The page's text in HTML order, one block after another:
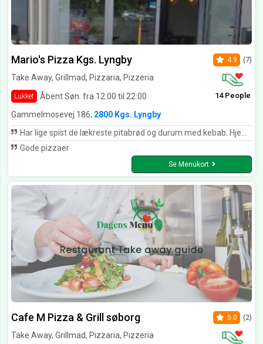
Mario's Pizza Kgs. Lyngby
Take Away, Grillmad, Pizzaria, Pizzeria
Lukket Åbent Søn. fra 12:00 til 22:00
4.9 (7)
14 People
Gammelmosevej 186, 2800 Kgs. Lyngby
Har lige spist de lækreste pitabrød og durum med kebab. Hjemmebagt brød og frisk kød + salat👏
Gode pizzaer
Se Menukort
Cafe M Pizza & Grill søborg
Take Away, Grillmad, Pizzaria, Pizzeria
5.0 (2)